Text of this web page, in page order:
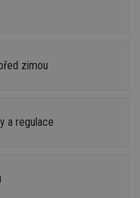
zimou
a regulace